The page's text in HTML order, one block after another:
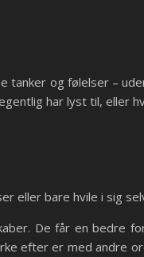
og følelser –
har lyst til, eller
eller bare hvile i sig
De får en bedre
efter er med andre